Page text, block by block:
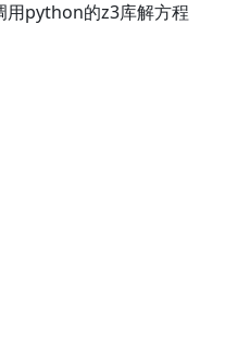
用python的z3库解方程